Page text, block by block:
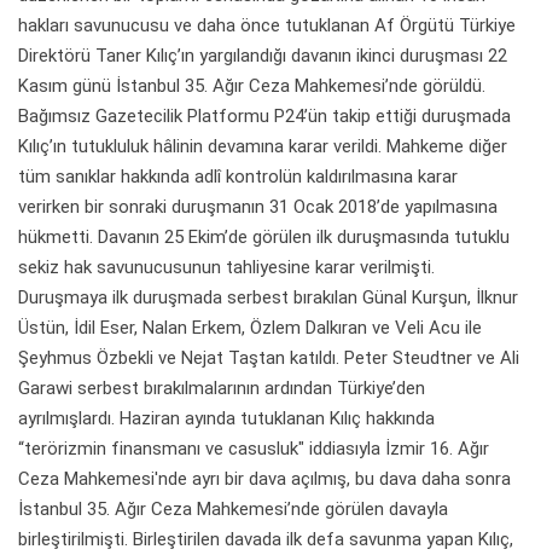
hakları savunucusu ve daha önce tutuklanan Af Örgütü Türkiye
Direktörü Taner Kılıç’ın yargılandığı davanın ikinci duruşması 22
Kasım günü İstanbul 35. Ağır Ceza Mahkemesi’nde görüldü.
Bağımsız Gazetecilik Platformu P24’ün takip ettiği duruşmada
Kılıç’ın tutukluluk hâlinin devamına karar verildi. Mahkeme diğer
tüm sanıklar hakkında adlî kontrolün kaldırılmasına karar
verirken bir sonraki duruşmanın 31 Ocak 2018’de yapılmasına
hükmetti. Davanın 25 Ekim’de görülen ilk duruşmasında tutuklu
sekiz hak savunucusunun tahliyesine karar verilmişti.
Duruşmaya ilk duruşmada serbest bırakılan Günal Kurşun, İlknur
Üstün, İdil Eser, Nalan Erkem, Özlem Dalkıran ve Veli Acu ile
Şeyhmus Özbekli ve Nejat Taştan katıldı. Peter Steudtner ve Ali
Garawi serbest bırakılmalarının ardından Türkiye’den
ayrılmışlardı. Haziran ayında tutuklanan Kılıç hakkında
“terörizmin finansmanı ve casusluk" iddiasıyla İzmir 16. Ağır
Ceza Mahkemesi'nde ayrı bir dava açılmış, bu dava daha sonra
İstanbul 35. Ağır Ceza Mahkemesi’nde görülen davayla
birleştirilmişti. Birleştirilen davada ilk defa savunma yapan Kılıç,